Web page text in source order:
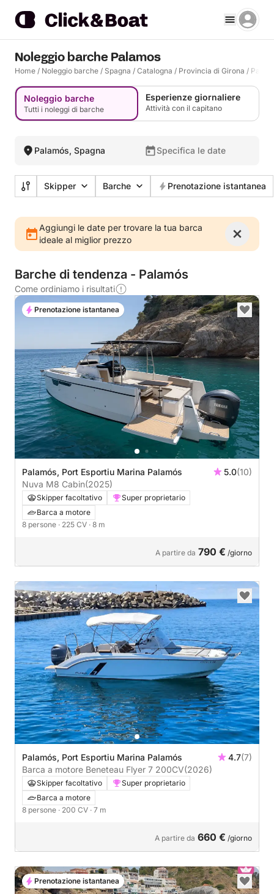
Noleggio barche Palamos
Home / Noleggio barche / Spagna / Catalogna / Provincia di Girona /
Noleggio barche
Tutti i noleggi di barche
Esperienze giornaliere
Attività con il capitano
Palamós, Spagna Specifica le date
Skipper Barche Prenotazione istantanea
Aggiungi le date per trovare la tua barca
ideale al miglior prezzo
Barche di tendenza - Palamós
Come ordiniamo i risultati
Palamós, Port Esportiu Marina Palamós 5.0(10)
Nuva M8 Cabin(2025)
Skipper facoltativo
Super proprietario
Barca a motore
8 persone · 225 CV · 8 m
A partire da 790 € /giorno
Prenotazione istantanea
Palamós, Port Esportiu Marina Palamós 4.7(7)
Barca a motore Beneteau Flyer 7 200CV(2026)
Skipper facoltativo
Super proprietario
Barca a motore
8 persone · 200 CV · 7 m
A partire da 660 € /giorno
Prenotazione istantanea